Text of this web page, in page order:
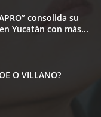
consolida su
Yucatán con más...
O VILLANO?